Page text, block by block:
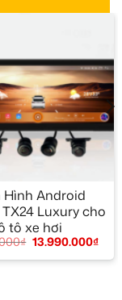
Hình Android
Luxury cho
tô xe hơi
₫ 13.990.000₫